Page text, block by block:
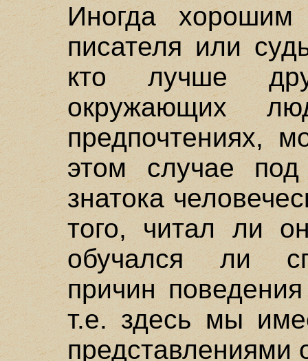
Иногда хорошим
писателя или
кто лучше
окружающих
предпочтениях,
этом случае под
знатока
того, читал ли
обучался ли
причин
т.е. здесь мы
представлениями